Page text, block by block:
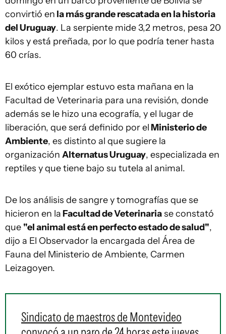
convirtió en la más grande rescatada en la historia
del Uruguay. La serpiente mide 3,2 metros, pesa 20
kilos y está preñada, por lo que podría tener hasta
60 crías.
El exótico ejemplar estuvo esta mañana en la
Facultad de Veterinaria para una revisión, donde
además se le hizo una ecografía, y el lugar de
liberación, que será definido por el Ministerio de
Ambiente, es distinto al que sugiere la
organización Alternatus Uruguay, especializada en
reptiles y que tiene bajo su tutela al animal.
De los análisis de sangre y tomografías que se
hicieron en la Facultad de Veterinariase constató
que "el animal está en perfecto estado de salud",
dijo a El Observador la encargada del Área de
Fauna del Ministerio de Ambiente, Carmen
Leizagoyen.
Sindicato de maestros de Montevideo